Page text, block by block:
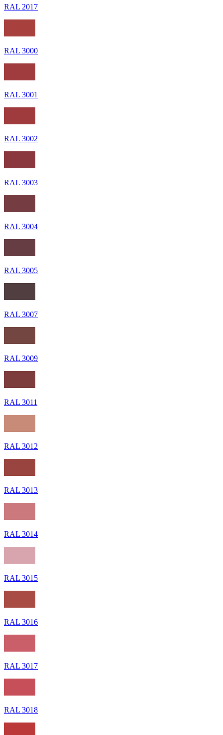
RAL 2017
RAL 3000
RAL 3001
RAL 3002
RAL 3003
RAL 3004
RAL 3005
RAL 3007
RAL 3009
RAL 3011
RAL 3012
RAL 3013
RAL 3014
RAL 3015
RAL 3016
RAL 3017
RAL 3018